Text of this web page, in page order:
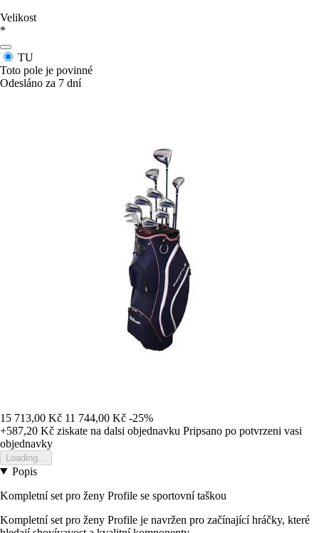
Velikost
*
TU
Toto pole je povinné
Odesláno za 7 dní
15 713,00 Kč 11 744,00 Kč -25%
+587,20 Kč ziskate na dalsi objednavku Pripsano po potvrzeni vasi
objednavky
Loading...
Popis
Kompletní set pro ženy Profile se sportovní taškou
Kompletní set pro ženy Profile je navržen pro začínající hráčky, které